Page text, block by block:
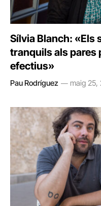
Sílvia Blanch: «Els
tranquils als pares
efectius»
Pau Rodríguez maig 25,